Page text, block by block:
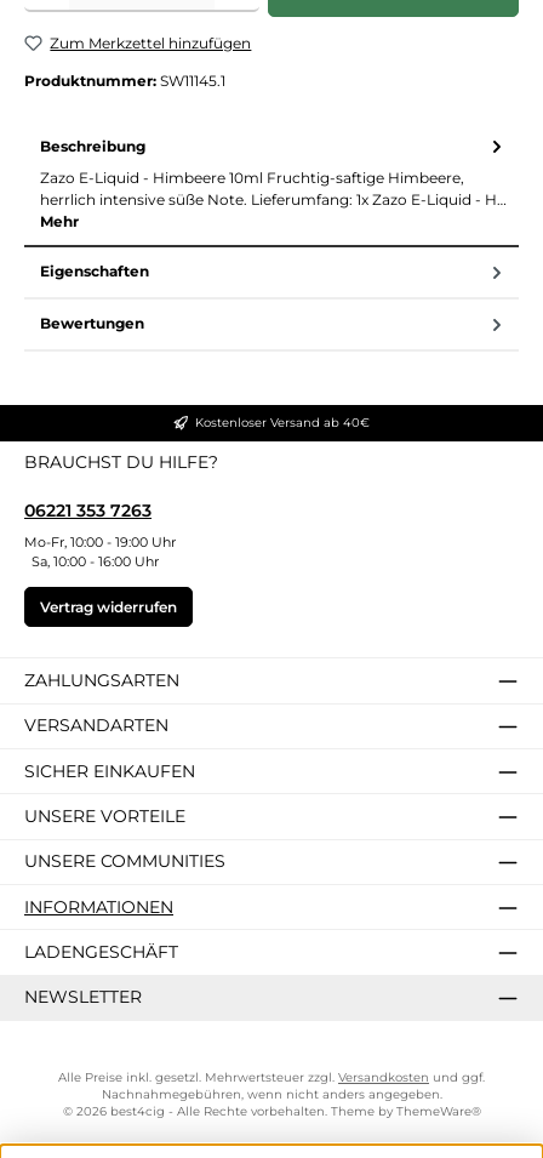
Zum Merkzettel hinzufügen
Produktnummer: SW11145.1
Beschreibung
Zazo E-Liquid - Himbeere 10ml Fruchtig-saftige Himbeere,
herrlich intensive süße Note. Lieferumfang: 1x Zazo E-Liquid - H…
Mehr
Eigenschaften
Bewertungen
Kostenloser Versand ab 40€
BRAUCHST DU HILFE?
06221 353 7263
Mo-Fr, 10:00 - 19:00 Uhr
Sa, 10:00 - 16:00 Uhr
Vertrag widerrufen
ZAHLUNGSARTEN
VERSANDARTEN
SICHER EINKAUFEN
UNSERE VORTEILE
UNSERE COMMUNITIES
INFORMATIONEN
LADENGESCHÄFT
NEWSLETTER
Alle Preise inkl. gesetzl. Mehrwertsteuer zzgl. Versandkosten und ggf.
Nachnahmegebühren, wenn nicht anders angegeben.
© 2026 best4cig - Alle Rechte vorbehalten. Theme by ThemeWare®